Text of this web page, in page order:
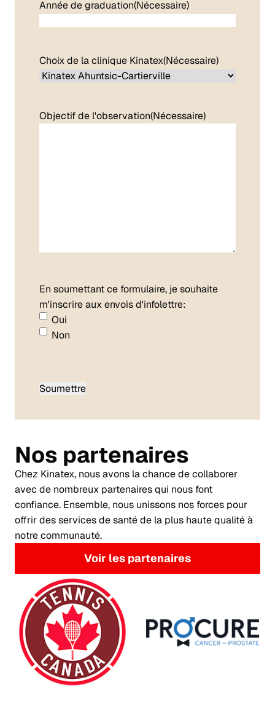
Année de graduation(Nécessaire)
Choix de la clinique Kinatex(Nécessaire)
Objectif de l'observation(Nécessaire)
En soumettant ce formulaire, je souhaite
m'inscrire aux envois d'infolettre:
Oui
Non
Nos partenaires
Chez Kinatex, nous avons la chance de collaborer
avec de nombreux partenaires qui nous font
confiance. Ensemble, nous unissons nos forces pour
offrir des services de santé de la plus haute qualité à
notre communauté.
Voir les partenaires